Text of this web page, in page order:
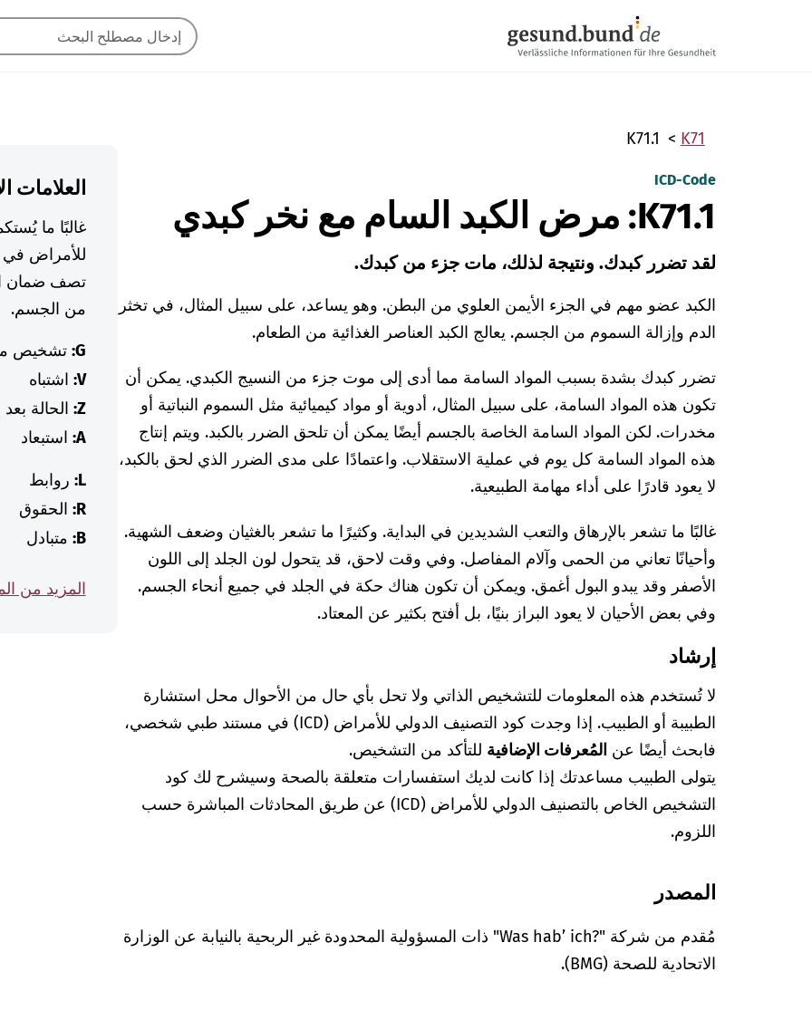
K71
K71.1
ICD-Code
K71.1: مرض الكبد السام مع نخر كبدي
لقد تضرر كبدك. ونتيجة لذلك، مات جزء من كبدك.
الكبد عضو مهم في الجزء الأيمن العلوي من البطن. وهو يساعد، على سبيل المثال، في تخثر
الدم وإزالة السموم من الجسم. يعالج الكبد العناصر الغذائية من الطعام.
تضرر كبدك بشدة بسبب المواد السامة مما أدى إلى موت جزء من النسيج الكبدي. يمكن أن
تكون هذه المواد السامة، على سبيل المثال، أدوية أو مواد كيميائية مثل السموم النباتية أو
مخدرات. لكن المواد السامة الخاصة بالجسم أيضًا يمكن أن تلحق الضرر بالكبد. ويتم إنتاج
هذه المواد السامة كل يوم في عملية الاستقلاب. واعتمادًا على مدى الضرر الذي لحق بالكبد،
لا يعود قادرًا على أداء مهامة الطبيعية.
غالبًا ما تشعر بالإرهاق والتعب الشديدين في البداية. وكثيرًا ما تشعر بالغثيان وضعف الشهية.
وأحيانًا تعاني من الحمى وآلام المفاصل. وفي وقت لاحق، قد يتحول لون الجلد إلى اللون
الأصفر وقد يبدو البول أغمق. ويمكن أن تكون هناك حكة في الجلد في جميع أنحاء الجسم.
وفي بعض الأحيان لا يعود البراز بنيًا، بل أفتح بكثير عن المعتاد.
إرشاد
لا تُستخدم هذه المعلومات للتشخيص الذاتي ولا تحل بأي حال من الأحوال محل استشارة
الطبيبة أو الطبيب. إذا وجدت كود التصنيف الدولي للأمراض (ICD) في مستند طبي شخصي،
فابحث أيضًا عن المُعرفات الإضافية للتأكد من التشخيص.
يتولى الطبيب مساعدتك إذا كانت لديك استفسارات متعلقة بالصحة وسيشرح لك كود
التشخيص الخاص بالتصنيف الدولي للأمراض (ICD) عن طريق المحادثات المباشرة حسب
اللزوم.
المصدر
مُقدم من شركة "Was hab’ ich?‎" ذات المسؤولية المحدودة غير الربحية بالنيابة عن الوزارة
الاتحادية للصحة (BMG).
العلامات
غالبًا ما
للأمراض في
تصف ضمان
من الجسم.
G: تشخيص
V: اشتباه
Z: الحالة بعد
A: استبعاد
L: روابط
R: الحقوق
B: متبادل
المزيد من